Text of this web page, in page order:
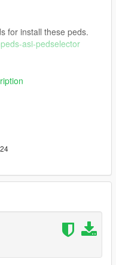
for install these peds.
asi-pedselector
mod without my